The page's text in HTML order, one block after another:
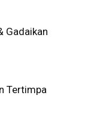
Gadaikan
Tertimpa